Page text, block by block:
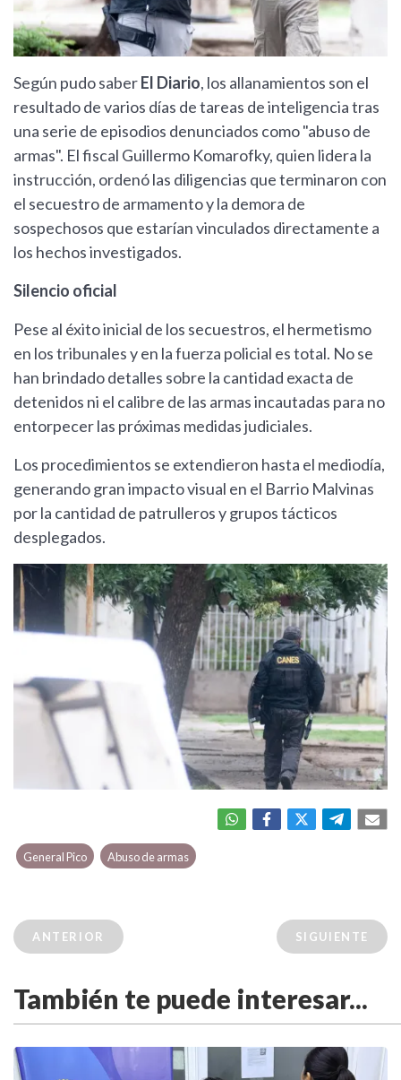
Según pudo saberEl Diario, los allanamientos son el
resultado de varios días de tareas de inteligencia tras
una serie de episodios denunciados como "abuso de
armas". El fiscal Guillermo Komarofky, quien lidera la
instrucción, ordenó las diligencias que terminaron con
el secuestro de armamento y la demora de
sospechosos que estarían vinculados directamente a
los hechos investigados.
Silencio oficial
Pese al éxito inicial de los secuestros, el hermetismo
en los tribunales y en la fuerza policial es total. No se
han brindado detalles sobre la cantidad exacta de
detenidos ni el calibre de las armas incautadas para no
entorpecer las próximas medidas judiciales.
Los procedimientos se extendieron hasta el mediodía,
generando gran impacto visual en el Barrio Malvinas
por la cantidad de patrulleros y grupos tácticos
desplegados.
General Pico Abuso de armas
ANTERIOR SIGUIENTE
También te puede interesar...